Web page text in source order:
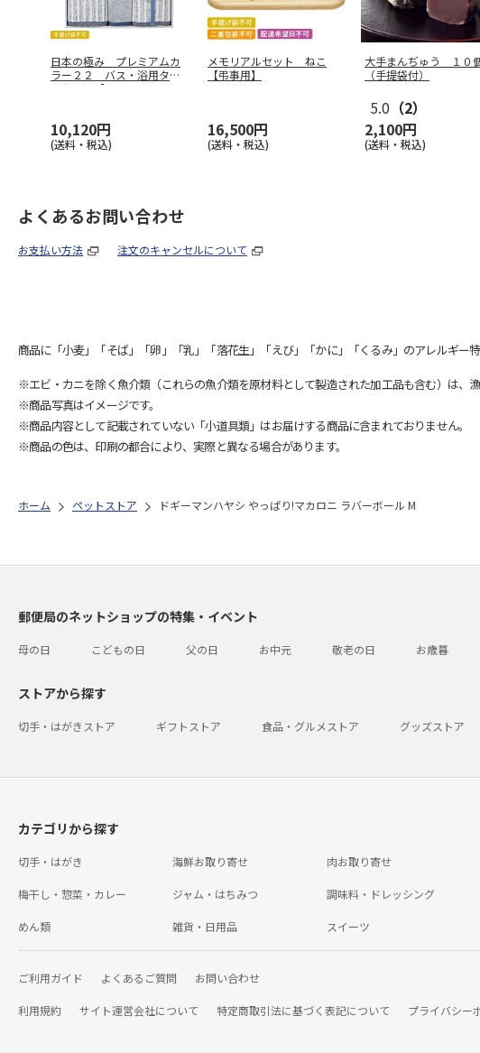
日本の極み プレミアムカ
ラー２２ バス・浴用タオ
ルセット【
10,120円
(送料・税込)
メモリアルセット ねこ
【弔事用】
16,500円
(送料・税込)
大手まんぢゅう １０
（手提袋付）
5.0 （2）
2,100円
(送料・税込)
よくあるお問い合わせ
お支払い方法 注文のキャンセルについて
商品に「小麦」「そば」「卵」「乳」「落花生」「えび」「かに」「くるみ」のアレルギー
※エビ・カニを除く魚介類（これらの魚介類を原材料として製造された加工品も含む）は、
※商品写真はイメージです。
※商品内容として記載されていない「小道具類」はお届けする商品に含まれておりません。
※商品の色は、印刷の都合により、実際と異なる場合があります。
ホーム ペットストア ドギーマンハヤシ やっぱり!マカロニ ラバーボール M
郵便局のネットショップの特集・イベント
母の日 こどもの日 父の日 お中元 敬老の日 お歳暮
ストアから探す
切手・はがきストア ギフトストア 食品・グルメストア グッズストア
カテゴリから探す
切手・はがき 海鮮お取り寄せ 肉お取り寄せ
梅干し・惣菜・カレー ジャム・はちみつ 調味料・ドレッシング
めん類 雑貨・日用品 スイーツ
ご利用ガイド よくあるご質問 お問い合わせ
利用規約 サイト運営会社について 特定商取引法に基づく表記について プライバシー